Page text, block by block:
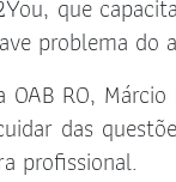
que
problema
RO,
das
profissional.